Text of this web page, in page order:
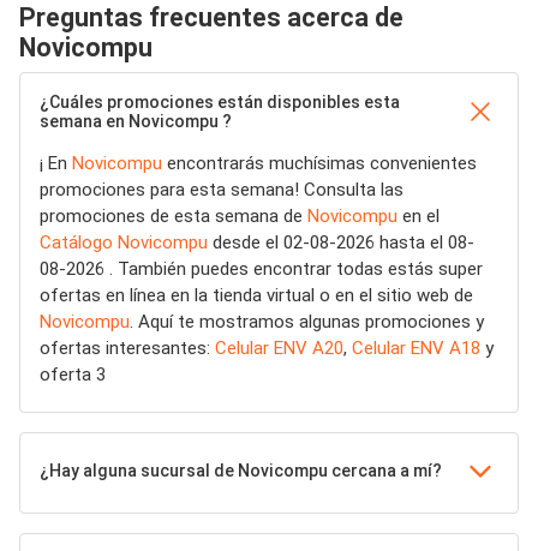
Preguntas frecuentes acerca de
Novicompu
¿Cuáles promociones están disponibles esta
semana en Novicompu ?
¡ En Novicompu encontrarás muchísimas convenientes
promociones para esta semana! Consulta las
promociones de esta semana de Novicompu en el
Catálogo Novicompu desde el 02-08-2026 hasta el 08-
08-2026 . También puedes encontrar todas estás super
ofertas en línea en la tienda virtual o en el sitio web de
Novicompu. Aquí te mostramos algunas promociones y
ofertas interesantes: Celular ENV A20, Celular ENV A18 y
oferta 3
¿Hay alguna sucursal de Novicompu cercana a mí?